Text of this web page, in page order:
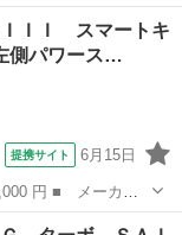
ド名： カスタム
モニター 保証 新
ＩＩ スマートキ
パワース…
提携サイト 6月15日
名： Ｘ ＳＡＩ